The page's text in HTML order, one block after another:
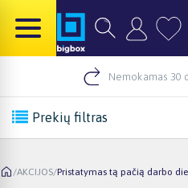
Nemokamas 30
Prekių filtras
/AKCIJOS/Pristatymas tą pačią darbo